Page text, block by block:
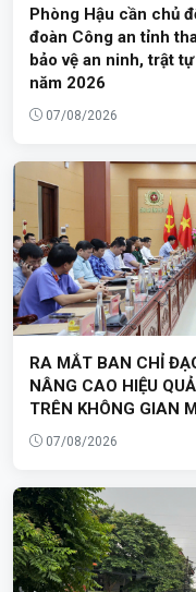
Phòng Hậu cần chủ
đoàn Công an tỉnh
bảo vệ an ninh, trật
năm 2026
07/08/2026
RA MẮT BAN CHỈ
NÂNG CAO HIỆU
TRÊN KHÔNG GIAN
07/08/2026